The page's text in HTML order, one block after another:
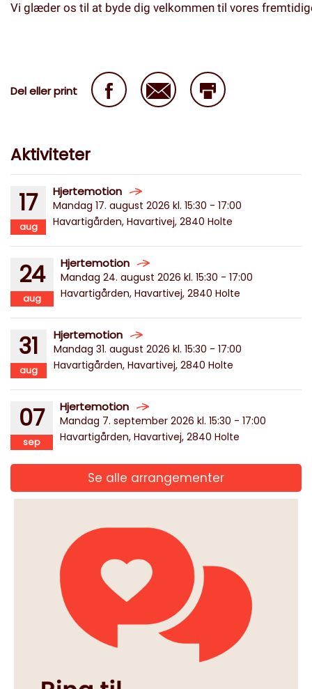
Vi glæder os til at byde dig velkommen til vores
Del eller print
Aktiviteter
17
aug
Hjertemotion
Mandag 17. august 2026 kl. 15:30 - 17:00
Havartigården, Havartivej, 2840 Holte
24
aug
Hjertemotion
Mandag 24. august 2026 kl. 15:30 - 17:00
Havartigården, Havartivej, 2840 Holte
31
aug
Hjertemotion
Mandag 31. august 2026 kl. 15:30 - 17:00
Havartigården, Havartivej, 2840 Holte
07
sep
Hjertemotion
Mandag 7. september 2026 kl. 15:30 - 17:00
Havartigården, Havartivej, 2840 Holte
Se alle arrangementer